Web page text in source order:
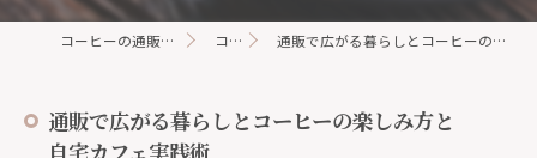
コーヒーの通販ならhanacoffee コラム 通販で広がる暮らしとコーヒーの楽しみ方と自宅カフェ実践術
通販で広がる暮らしとコーヒーの楽しみ方と
自宅カフェ実践術